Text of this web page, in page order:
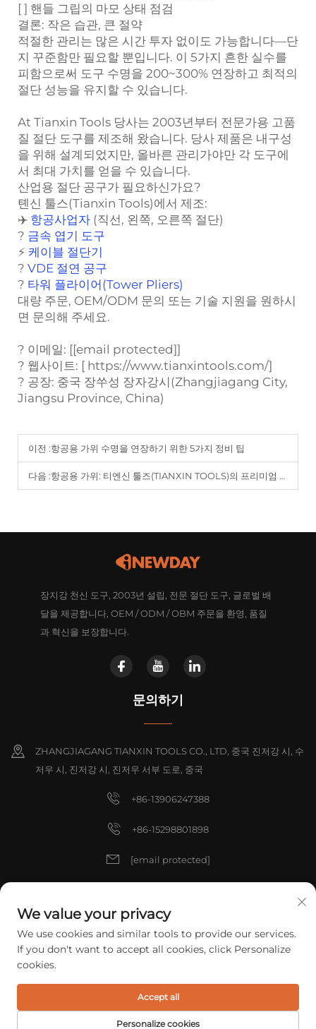
[ ] 핸들 그립의 마모 상태 점검
결론: 작은 습관, 큰 절약
적절한 관리는 많은 시간 투자 없이도 가능합니다—단
지 꾸준함만 필요할 뿐입니다. 이 5가지 흔한 실수를
피함으로써 도구 수명을 200~300% 연장하고 최적의
절단 성능을 유지할 수 있습니다.
At Tianxin Tools 당사는 2003년부터 전문가용 고품
질 절단 도구를 제조해 왔습니다. 당사 제품은 내구성
을 위해 설계되었지만, 올바른 관리가야만 각 도구에
서 최대 가치를 얻을 수 있습니다.
산업용 절단 공구가 필요하신가요?
톈신 툴스(Tianxin Tools)에서 제조:
✈️ 항공사업자 (직선, 왼쪽, 오른쪽 절단)
? 금속 엽기 도구
⚡ 케이블 절단기
?️ VDE 절연 공구
? 타워 플라이어(Tower Pliers)
대량 주문, OEM/ODM 문의 또는 기술 지원을 원하시
면 문의해 주세요.
? 이메일: [[email protected]]
? 웹사이트: [ https://www.tianxintools.com/]
? 공장: 중국 장쑤성 장자강시(Zhangjiagang City,
Jiangsu Province, China)
이전 :항공용 가위 수명을 연장하기 위한 5가지 정비 팁
다음 :항공용 가위: 티엔신 툴즈(TIANXIN TOOLS)의 프리미엄 산업용 절단 도구
장지강 천신 도구, 2003년 설립, 전문 절단 도구, 글로벌 배
달을 제공합니다, OEM / ODM / OBM 주문을 환영, 품질
과 혁신을 보장합니다.
문의하기
ZHANGJIAGANG TIANXIN TOOLS CO., LTD, 중국 진저강 시, 수
저우 시, 진저강 시, 진저우 서부 도로, 중국
+86-13906247388
+86-15298801898
[email protected]
저작권 © 2025 중국 ZHANGJIAGANG TIANXIN TOOLS CO., LTD. 모든 권
리 예약. 개인정보 처리방침
We value your privacy
We use cookies and similar tools to provide our services.
If you don't want to accept all cookies, click Personalize
cookies.
Personalize cookies
Accept all